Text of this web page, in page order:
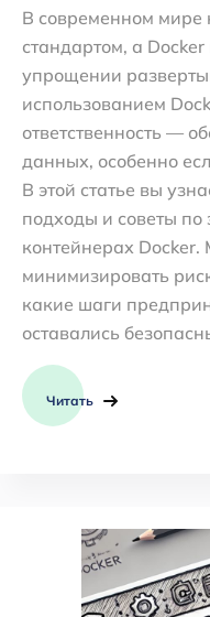
В современном мире
стандартом, а
упрощении
использованием
ответственность —
данных, особенно
В этой статье вы
подходы и советы
контейнерах
минимизировать
какие шаги
оставались
Читать